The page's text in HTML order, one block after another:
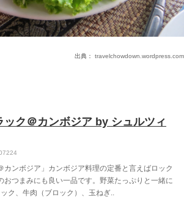
出典： travelchowdown.wordpress.com
ック＠カンボジア by シュルツィ
カンボジア」カンボジア料理の定番と言えばロック
おつまみにも良い一品です。野菜たっぷりと一緒に
ク、牛肉（ブロック）、玉ねぎ..